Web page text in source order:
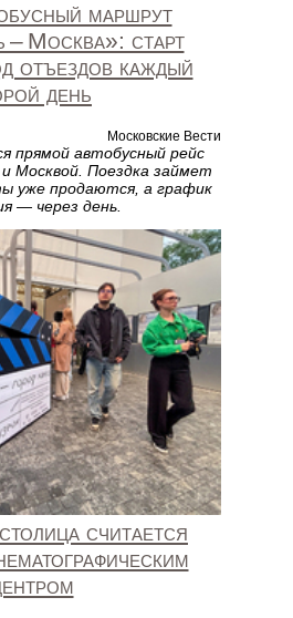
маршрут
– Москва»: старт
отъездов каждый
день
Московские Вести
прямой автобусный рейс
Москвой. Поездка займет
уже продаются, а график
— через день.
считается